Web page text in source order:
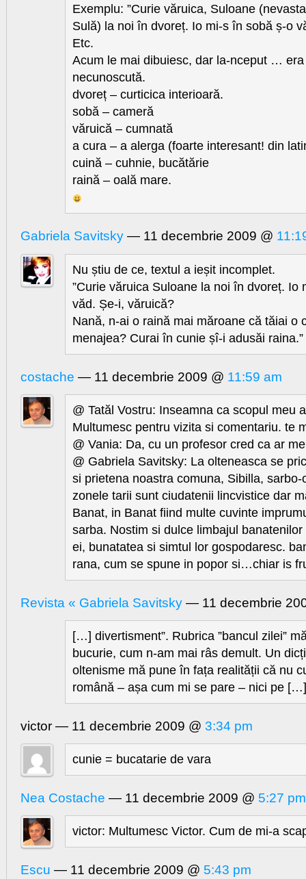
Exemplu: ”Curie văruica, Suloane
Sulă) la noi în dvoreț. Io mi-s în sobă ș-o
Etc.
Acum le mai dibuiesc, dar la-nceput …
necunoscută.
dvoreț – curticica interioară.
sobă – cameră
văruică – cumnată
a cura – a alerga (foarte interesant! din
cuină – cuhnie, bucătărie
raină – oală mare.
Gabriela Savitsky — 11 decembrie 2009 @
Nu știu de ce, textul a ieșit incomplet.
”Curie văruica Suloane la noi în dvoreț. Io
văd. Șe-i, văruică?
Nană, n-ai o raină mai măroane că tăiai o
menajea? Curai în cunie șî-i adusăi raina.”
costache — 11 decembrie 2009 @ 11:59 am
@ Tatăl Vostru: Inseamna ca scopul meu
Multumesc pentru vizita si comentariu. te
@ Vania: Da, cu un profesor cred ca ar
@ Gabriela Savitsky: La olteneasca se
si prietena noastra comuna, Sibilla,
zonele tarii sunt ciudatenii lincvistice dar
Banat, in Banat fiind multe cuvinte
sarba. Nostim si dulce limbajul
ei, bunatatea si simtul lor gospodaresc.
rana, cum se spune in popor si…chiar is
Revista « Gabriela Savitsky — 11 decembrie
[…] divertisment”. Rubrica ”bancul zilei”
bucurie, cum n-am mai râs demult. Un
oltenisme mă pune în fața realității că nu
română – așa cum mi se pare – nici pe […]
victor — 11 decembrie 2009 @ 3:34 pm
cunie = bucatarie de vara
Nea Costache — 11 decembrie 2009 @ 5:27 pm
victor: Multumesc Victor. Cum de mi-a
Escu — 11 decembrie 2009 @ 5:43 pm